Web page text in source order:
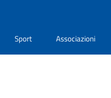
Sport Associazioni